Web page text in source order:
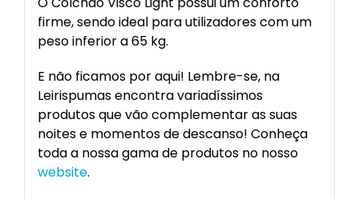
firme, sendo ideal para utilizadores com um
peso inferior a 65 kg.
E não ficamos por aqui! Lembre-se, na
Leirispumas encontra variadíssimos
produtos que vão complementar as suas
noites e momentos de descanso! Conheça
toda a nossa gama de produtos no nosso
website.